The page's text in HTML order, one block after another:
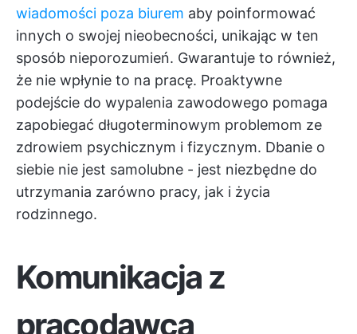
wiadomości poza biurem aby poinformować
innych o swojej nieobecności, unikając w ten
sposób nieporozumień. Gwarantuje to również,
że nie wpłynie to na pracę. Proaktywne
podejście do wypalenia zawodowego pomaga
zapobiegać długoterminowym problemom ze
zdrowiem psychicznym i fizycznym. Dbanie o
siebie nie jest samolubne - jest niezbędne do
utrzymania zarówno pracy, jak i życia
rodzinnego.
Komunikacja z
pracodawcą